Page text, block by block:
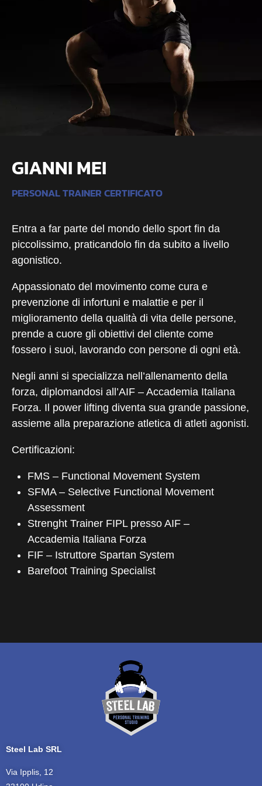
GIANNI MEI
PERSONAL TRAINER CERTIFICATO
Entra a far parte del mondo dello sport fin da
piccolissimo, praticandolo fin da subito a livello
agonistico.
Appassionato del movimento come cura e
prevenzione di infortuni e malattie e per il
miglioramento della qualità di vita delle persone,
prende a cuore gli obiettivi del cliente come
fossero i suoi, lavorando con persone di ogni età.
Negli anni si specializza nell’allenamento della
forza, diplomandosi all’AIF – Accademia Italiana
Forza. Il power lifting diventa sua grande passione,
assieme alla preparazione atletica di atleti agonisti.
Certificazioni:
FMS – Functional Movement System
SFMA – Selective Functional Movement
Assessment
Strenght Trainer FIPL presso AIF –
Accademia Italiana Forza
FIF – Istruttore Spartan System
Barefoot Training Specialist
Steel Lab SRL
Via Ipplis, 12